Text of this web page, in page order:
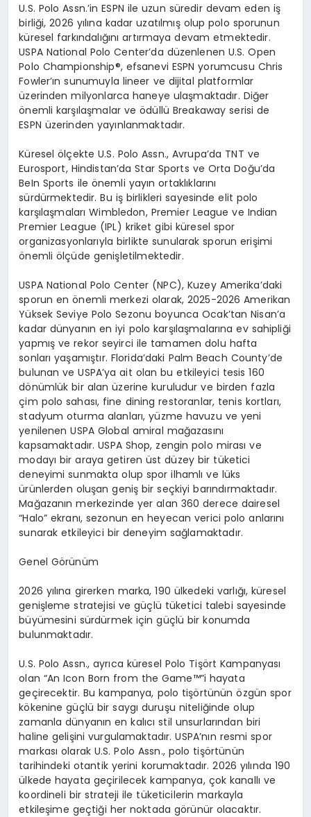
U.S. Polo Assn.’in ESPN ile uzun süredir devam eden iş
birliği, 2026 yılına kadar uzatılmış olup polo sporunun
küresel farkındalığınıartırmaya devam etmektedir.
USPA National Polo Center’da düzenlenen U.S. Open
Polo Championship®, efsanevi ESPN yorumcusu Chris
Fowler’ın sunumuyla lineer ve dijital platformlar
üzerinden milyonlarca haneye ulaşmaktadır. Diğer
önemli karşılaşmalar veödüllü Breakaway serisi de
ESPN üzerinden yayınlanmaktadır.
Küreselölçekte U.S. Polo Assn., Avrupa’da TNT ve
Eurosport, Hindistan’da Star Sports ve Orta Doğu’da
BeIn Sports ile önemli yayın ortaklıklarını
sürdürmektedir. Bu iş birlikleri sayesinde elit polo
karşılaşmalarıWimbledon, Premier League ve Indian
Premier League (IPL) kriket gibi küresel spor
organizasyonlarıyla birlikte sunularak sporun erişimi
önemliölçüde genişletilmektedir.
USPA National Polo Center (NPC), Kuzey Amerika’daki
sporun enönemli merkezi olarak, 2025-2026 Amerikan
Yüksek Seviye Polo Sezonu boyunca Ocak’tan Nisan’a
kadar dünyanın en iyi polo karşılaşmalarına ev sahipliği
yapmışve rekor seyirci ile tamamen dolu hafta
sonlarıyaşamıştır. Florida’daki Palm Beach County’de
bulunan ve USPA’ya ait olan bu etkileyici tesis 160
dönümlük bir alanüzerine kuruludur ve birden fazla
çim polo sahası, fine dining restoranlar, tenis kortları,
stadyum oturma alanları, yüzme havuzu ve yeni
yenilenen USPA Global amiral mağazasını
kapsamaktadır. USPA Shop, zengin polo mirasıve
modayıbir araya getiren üst düzey bir tüketici
deneyimi sunmakta olup spor ilhamlıve lüks
ürünlerden oluşan genişbir seçkiyi barındırmaktadır.
Mağazanın merkezinde yer alan 360 derece dairesel
“Halo”ekranı, sezonun en heyecan verici polo anlarını
sunarak etkileyici bir deneyim sağlamaktadır.
Genel Görünüm
2026 yılına girerken marka, 190 ülkedeki varlığı, küresel
genişleme stratejisi ve güçlü tüketici talebi sayesinde
büyümesini sürdürmek için güçlübir konumda
bulunmaktadır.
U.S. Polo Assn., ayrıca küresel Polo Tişört Kampanyası
olan “An Icon Born from the Game™”i hayata
geçirecektir. Bu kampanya, polo tişörtününözgün spor
kökenine güçlü bir saygıduruşu niteliğinde olup
zamanla dünyanın en kalıcıstil unsurlarından biri
haline gelişini vurgulamaktadır. USPA’nın resmi spor
markasıolarak U.S. Polo Assn., polo tişörtünün
tarihindeki otantik yerini korumaktadır. 2026 yılında 190
ülkede hayata geçirilecek kampanya, çok kanallı ve
koordineli bir strateji ile tüketicilerin markayla
etkileşime geçtiği her noktada görünür olacaktır.